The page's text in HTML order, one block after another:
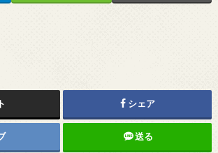
シェア
送る